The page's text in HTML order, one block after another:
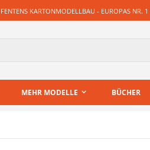
KARTONMODELLBAU - EUROPAS NR.
MEHR MODELLE BÜCHER